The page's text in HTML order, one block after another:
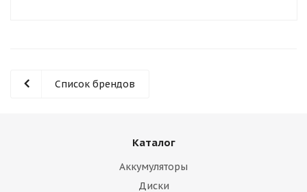
Список брендов
Каталог
Аккумуляторы
Диски